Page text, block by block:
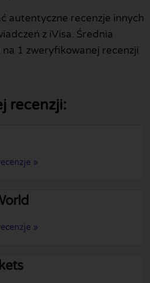
autentyczne recenzje innych
z iVisa. Średnia
1 zweryfikowanej recenzji
recenzji:
»
»